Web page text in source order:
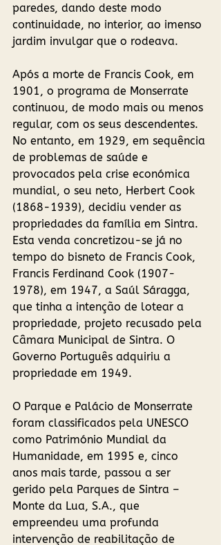
paredes, dando deste modo
continuidade, no interior, ao imenso
jardim invulgar que o rodeava.
Após a morte de Francis Cook, em
1901, o programa de Monserrate
continuou, de modo mais ou menos
regular, com os seus descendentes.
No entanto, em 1929, em sequência
de problemas de saúde e
provocados pela crise económica
mundial, o seu neto, Herbert Cook
(1868-1939), decidiu vender as
propriedades da família em Sintra.
Esta venda concretizou-se já no
tempo do bisneto de Francis Cook,
Francis Ferdinand Cook (1907-
1978), em 1947, a Saúl Sáragga,
que tinha a intenção de lotear a
propriedade, projeto recusado pela
Câmara Municipal de Sintra. O
Governo Português adquiriu a
propriedade em 1949.
O Parque e Palácio de Monserrate
foram classificados pela UNESCO
como Património Mundial da
Humanidade, em 1995 e, cinco
anos mais tarde, passou a ser
gerido pela Parques de Sintra –
Monte da Lua, S.A., que
empreendeu uma profunda
intervenção de reabilitação de